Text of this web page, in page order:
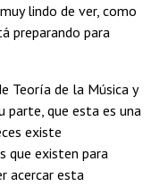
lindo de ver, como
preparando para
Teoría de la Música y
parte, que esta es una
existe
que existen para
acercar esta